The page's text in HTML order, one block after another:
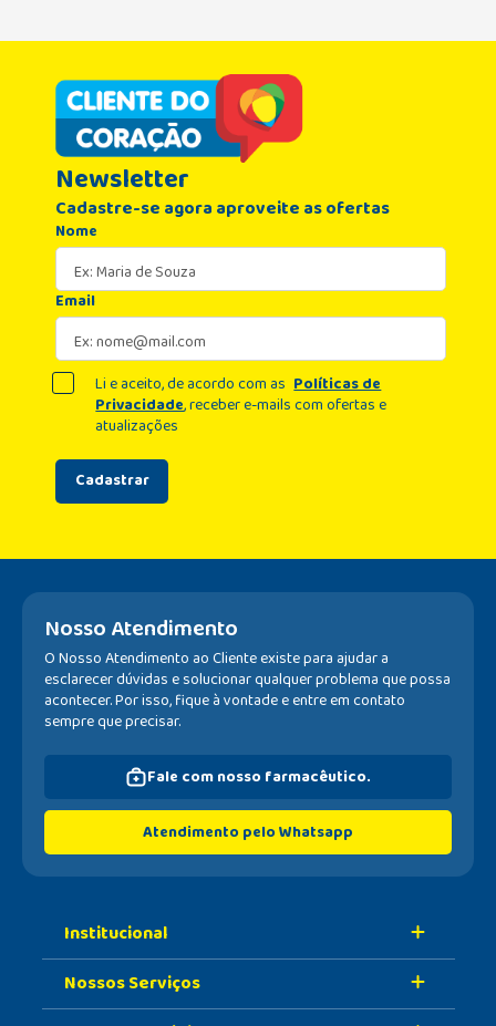
Newsletter
Cadastre-se agora aproveite as ofertas
Nome
Email
Cadastrar
Li e aceito, de acordo com as Políticas de
Privacidade, receber e-mails com ofertas e
atualizações
Nosso Atendimento
O Nosso Atendimento ao Cliente existe para ajudar a
esclarecer dúvidas e solucionar qualquer problema que possa
acontecer. Por isso, fique à vontade e entre em contato
sempre que precisar.
Fale com nosso farmacêutico.
Atendimento pelo Whatsapp
Institucional
Sobre A Nossa Drogaria
Nossos Serviços